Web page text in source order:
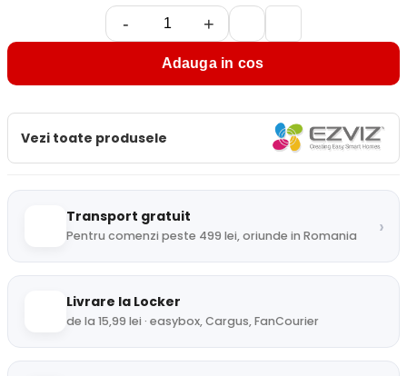
- +
Adauga in cos
Vezi toate produsele
Transport gratuit
Pentru comenzi peste 499 lei, oriunde in Romania ›
Livrare la Locker
de la 15,99 lei · easybox, Cargus, FanCourier